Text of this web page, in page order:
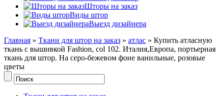
Шторы на заказ
Виды штор
Выезд дизайнера
Главная » Ткани для штор на заказ » атлас » Купить атласную
ткань с вышивкой Fashion, col 102. Италия,Европа, портьерная
ткань для штор. На серо-бежевом фоне ванильные, розовые
цветы